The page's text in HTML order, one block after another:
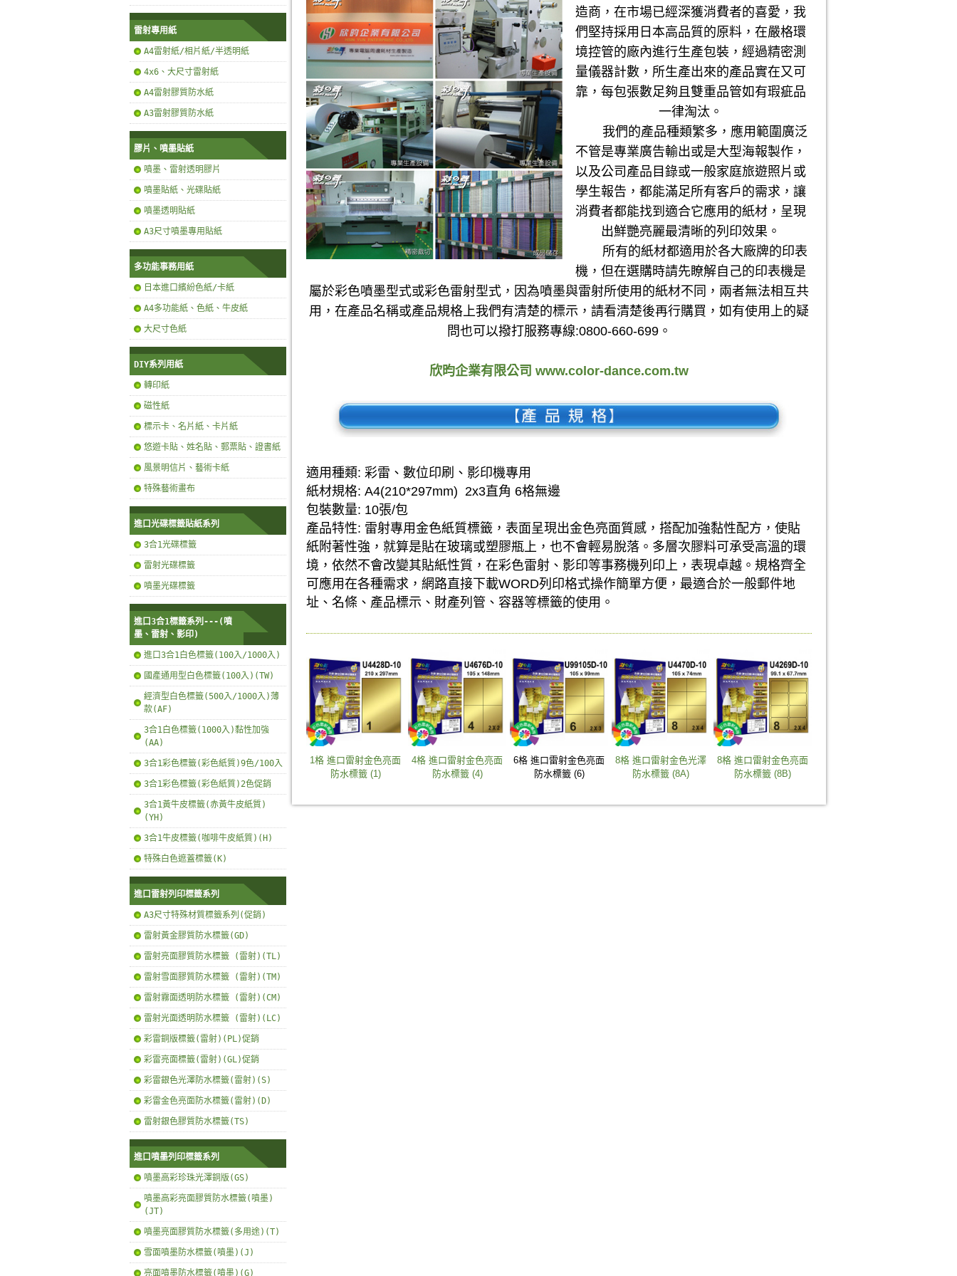
雷射專用紙
A4雷射紙/相片紙/半透明紙
4x6、大尺寸雷射紙
A4雷射膠質防水紙
A3雷射膠質防水紙
膠片、噴墨貼紙
噴墨、雷射透明膠片
噴墨貼紙、光碟貼紙
噴墨透明貼紙
A3尺寸噴墨專用貼紙
多功能事務用紙
日本進口繽紛色紙/卡紙
A4多功能紙、色紙、牛皮紙
大尺寸色紙
DIY系列用紙
轉印紙
磁性紙
標示卡、名片紙、卡片紙
悠遊卡貼、姓名貼、郵票貼、證書紙
風景明信片、藝術卡紙
特殊藝術畫布
進口光碟標籤貼紙系列
3合1光碟標籤
雷射光碟標籤
噴墨光碟標籤
進口3合1標籤系列---(噴
墨、雷射、影印)
進口3合1白色標籤(100入/1000入)
國產通用型白色標籤(100入)(TW)
經濟型白色標籤(500入/1000入)薄
款(AF)
3合1白色標籤(1000入)黏性加強
(AA)
3合1彩色標籤(彩色紙質)9色/100入
3合1彩色標籤(彩色紙質)2色促銷
3合1黃牛皮標籤(赤黃牛皮紙質)
(YH)
3合1牛皮標籤(咖啡牛皮紙質)(H)
特殊白色遮蓋標籤(K)
進口雷射列印標籤系列
A3尺寸特殊材質標籤系列(促銷)
雷射黃金膠質防水標籤(GD)
雷射亮面膠質防水標籤 (雷射)(TL)
雷射雪面膠質防水標籤 (雷射)(TM)
雷射霧面透明防水標籤 (雷射)(CM)
雷射光面透明防水標籤 (雷射)(LC)
彩雷銅版標籤(雷射)(PL)促銷
彩雷亮面標籤(雷射)(GL)促銷
彩雷銀色光澤防水標籤(雷射)(S)
彩雷金色亮面防水標籤(雷射)(D)
雷射銀色膠質防水標籤(TS)
進口噴墨列印標籤系列
噴墨高彩珍珠光澤銅版(GS)
噴墨高彩亮面膠質防水標籤(噴墨)
(JT)
噴墨亮面膠質防水標籤(多用途)(T)
雪面噴墨防水標籤(噴墨)(J)
亮面噴墨防水標籤(噴墨)(G)
造商，在市場已經深獲消費者的喜愛，我
們堅持採用日本高品質的原料，在嚴格環
境控管的廠內進行生產包裝，經過精密測
量儀器計數，所生產出來的產品實在又可
靠，每包張數足夠且雙重品管如有瑕疵品
一律淘汰。
我們的產品種類繁多，應用範圍廣泛
不管是專業廣告輸出或是大型海報製作，
以及公司產品目錄或一般家庭旅遊照片或
學生報告，都能滿足所有客戶的需求，讓
消費者都能找到適合它應用的紙材，呈現
出鮮艷亮麗最清晰的列印效果。
所有的紙材都適用於各大廠牌的印表
機，但在選購時請先瞭解自己的印表機是
屬於彩色噴墨型式或彩色雷射型式，因為噴墨與雷射所使用的紙材不同，兩者無法相互共
用，在產品名稱或產品規格上我們有清楚的標示，請看清楚後再行購買，如有使用上的疑
問也可以撥打服務專線:0800-660-699。
欣昀企業有限公司 www.color-dance.com.tw
適用種類: 彩雷、數位印刷、影印機專用
紙材規格: A4(210*297mm) 2x3直角 6格無邊
包裝數量: 10張/包
產品特性: 雷射專用金色紙質標籤，表面呈現出金色亮面質感，搭配加強黏性配方，使貼
紙附著性強，就算是貼在玻璃或塑膠瓶上，也不會輕易脫落。多層次膠料可承受高溫的環
境，依然不會改變其貼紙性質，在彩色雷射、影印等事務機列印上，表現卓越。規格齊全
可應用在各種需求，網路直接下載WORD列印格式操作簡單方便，最適合於一般郵件地
址、名條、產品標示、財產列管、容器等標籤的使用。
1格 進口雷射金色亮面
防水標籤 (1)
4格 進口雷射金色亮面
防水標籤 (4)
6格 進口雷射金色亮面
防水標籤 (6)
8格 進口雷射金色光澤
防水標籤 (8A)
8格 進口雷射金色亮面
防水標籤 (8B)